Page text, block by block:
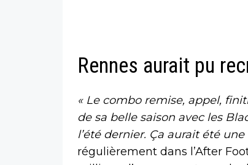
Rennes aurait pu
« Le combo remise, appel,
de sa belle saison avec les
l’été dernier. Ça aurait été
régulièrement dans l’After